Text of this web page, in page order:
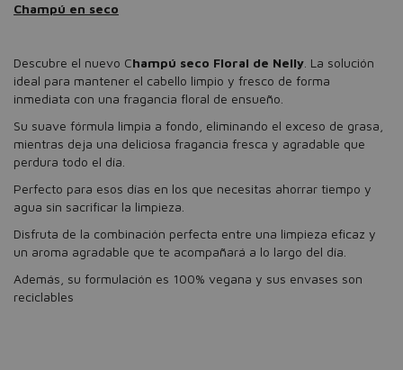
Champú en seco
Descubre el nuevo Champú seco Floral de Nelly . La solución
ideal para mantener el cabello limpio y fresco de forma
inmediata con una fragancia floral de ensueño.
Su suave fórmula limpia a fondo, eliminando el exceso de grasa,
mientras deja una deliciosa fragancia fresca y agradable que
perdura todo el día.
Perfecto para esos días en los que necesitas ahorrar tiempo y
agua sin sacrificar la limpieza.
Disfruta de la combinación perfecta entre una limpieza eficaz y
un aroma agradable que te acompañará a lo largo del día.
Además, su formulación es 100% vegana y sus envases son
reciclables